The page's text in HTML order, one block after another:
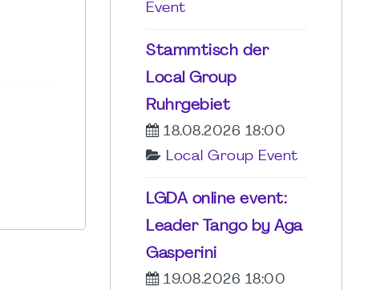
Event
Stammtisch der
Local Group
Ruhrgebiet
18.08.2026 18:00
Local Group Event
LGDA online event:
Leader Tango by Aga
Gasperini
19.08.2026 18:00